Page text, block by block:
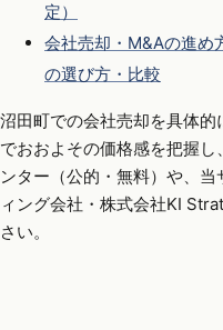
定）
会社売却・M&Aの進め
の選び方・比較
沼田町での会社売却を具体
でおおよその価格感を把握
ンター（公的・無料）や、
ィング会社・株式会社KI
さい。